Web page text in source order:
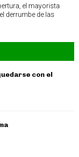
el mayorista
derrumbe de las
con el